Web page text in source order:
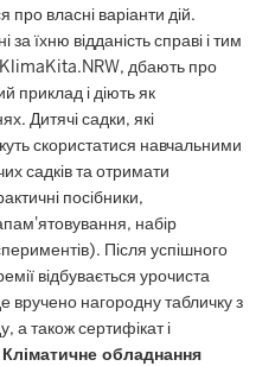
про власні варіанти дій.
їхню відданість справі і тим
дбають про
приклад і діють як
Дитячі садки, які
скористатися навчальними
садків та отримати
посібники,
набір
Після успішного
відбувається урочиста
нагородну табличку з
також сертифікат і
Кліматичне обладнання